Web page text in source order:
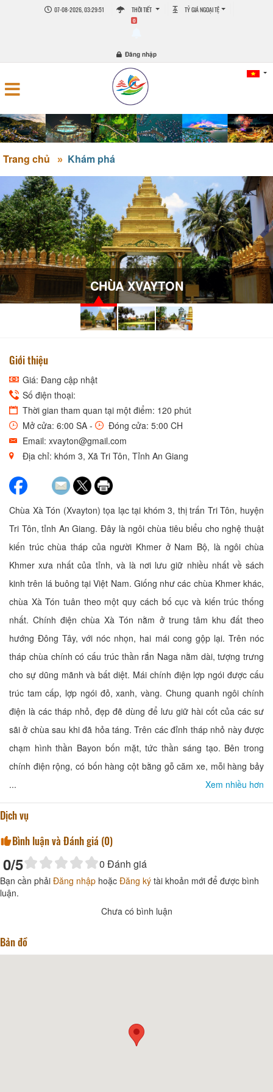
07-08-2026, 03:29:51 THỜI TIẾT TỶ GIÁ NGOẠI TỆ
0
Đăng nhập
Trang chủ Khám phá
CHÙA XVAYTON
Giới thiệu
Giá: Đang cập nhật
Số điện thoại:
Thời gian tham quan tại một điểm: 120 phút
Mở cửa: 6:00 SA -
Đóng cửa: 5:00 CH
Email: xvayton@gmail.com
Địa chỉ: khóm 3, Xã Tri Tôn, Tỉnh An Giang
Chùa Xà Tón (Xvayton) tọa lạc tại khóm 3, thị trấn Tri Tôn, huyện
Tri Tôn, tỉnh An Giang. Đây là ngôi chùa tiêu biểu cho nghệ thuật
kiến trúc chùa tháp của người Khmer ở Nam Bộ, là ngôi chùa
Khmer xưa nhất của tỉnh, và là nơi lưu giữ nhiều nhất về sách
kinh trên lá buông tại Việt Nam. Giống như các chùa Khmer khác,
chùa Xà Tón tuân theo một quy cách bố cục và kiến trúc thống
nhất. Chính điện chùa Xà Tón nằm ở trung tâm khu đất theo
hướng Đông Tây, với nóc nhọn, hai mái cong gộp lại. Trên nóc
tháp chùa chính có cấu trúc thần rắn Naga nằm dài, tượng trưng
cho sự dũng mãnh và bất diệt. Mái chính điện lợp ngói được cấu
trúc tam cấp, lợp ngói đỏ, xanh, vàng. Chung quanh ngôi chính
điện là các tháp nhỏ, đẹp đẽ dùng để lưu giữ hài cốt của các sư
sãi ở chùa sau khi đã hỏa táng. Trên các đỉnh tháp nhỏ này được
chạm hình thần Bayon bốn mặt, tức thần sáng tạo. Bên trong
chính điện rộng, có bốn hàng cột bằng gỗ căm xe, mỗi hàng bảy
...
Xem nhiều hơn
Dịch vụ
Bình luận và Đánh giá (0)
0/5 0 Đánh giá
Bạn cần phải Đăng nhập hoặc Đăng ký tài khoản mới để được bình
luận.
Chưa có bình luận
Bản đồ